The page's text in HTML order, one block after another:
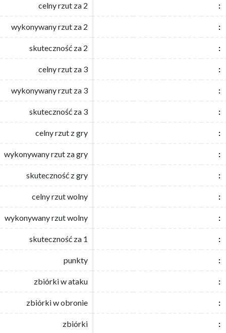
celny rzut za 2 :
wykonywany rzut za 2 :
skuteczność za 2 :
celny rzut za 3 :
wykonywany rzut za 3 :
skuteczność za 3 :
celny rzut z gry :
wykonywany rzut za gry :
skuteczność z gry :
celny rzut wolny :
wykonywany rzut wolny :
skuteczność za 1 :
punkty :
zbiórki w ataku :
zbiórki w obronie :
zbiórki :
celny rzut za 2 :
wykonywany rzut za 2 :
skuteczność za 2 :
celny rzut za 3 :
wykonywany rzut za 3 :
skuteczność za 3 :
celny rzut z gry :
wykonywany rzut za gry :
skuteczność z gry :
celny rzut wolny :
wykonywany rzut wolny :
skuteczność za 1 :
punkty :
zbiórki w ataku :
zbiórki w obronie :
zbiórki :